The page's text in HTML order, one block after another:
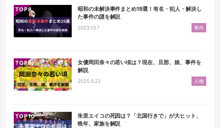
TOP
昭和の未解決事件まとめ19選！有名・犯人・解決し
た事件の謎を解説
2023.10.7 事件
TOP
女優岡田奈々の若い頃は？現在、旦那、娘、事件を
解説
2025.5.22 人物
TOP
朱里エイコの死因は？「北国行きで」が大ヒット、
晩年、家族を解説